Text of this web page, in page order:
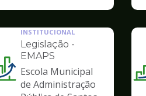
Ilustração
INSTITUCIONAL
Legislação -
EMAPS
Escola Municipal
de Administração